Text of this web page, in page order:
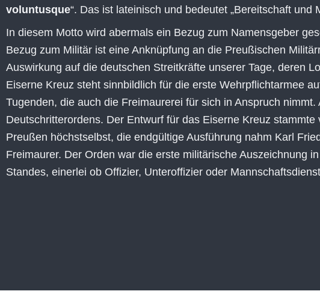
voluntusque“. Das ist lateinisch und bedeutet „Bereitschaft und
In diesem Motto wird abermals ein Bezug zum Namensgeber
Bezug zum Militär ist eine Anknüpfung an die Preußischen
Auswirkung auf die deutschen Streitkräfte unserer Tage, deren
Eiserne Kreuz steht sinnbildlich für die erste Wehrpflichtarmee
Tugenden, die auch die Freimaurerei für sich in Anspruch
Deutschritterordens. Der Entwurf für das Eiserne Kreuz
Preußen höchstselbst, die endgültige Ausführung nahm Karl
Freimaurer. Der Orden war die erste militärische Auszeichnung
Standes, einerlei ob Offizier, Unteroffizier oder